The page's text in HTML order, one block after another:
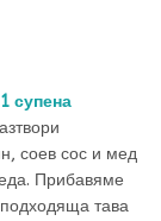
1 супена
соев сос и мед
Прибавяме
тава